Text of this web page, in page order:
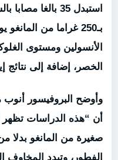
استبدل 35 بالغا
بـ250 غراما من
الأنسولين ومستوى
الخصر، إضافة إلى نتائج
وأوضح البروفيسور أنوب
أن “هذه الدراسات
صغيرة من المانغو بدلا
الفطور، وتبدد المخاوف